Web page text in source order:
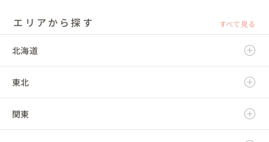
エリアから探す すべて見る
北海道
北海道
東北
青森県
関東